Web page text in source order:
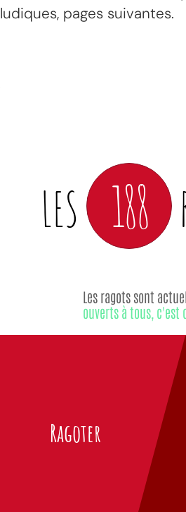
ludiques, pages suivantes.
LES 188
Ragoter
Les ragots sont
ouverts à tous, c'est